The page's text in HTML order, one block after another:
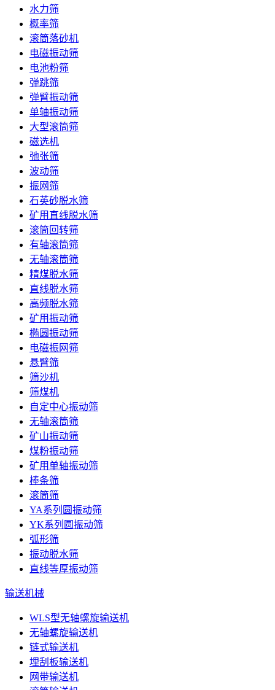
水力筛
概率筛
滚筒落砂机
电磁振动筛
电池粉筛
弹跳筛
弹臂振动筛
单轴振动筛
大型滚筒筛
磁选机
弛张筛
波动筛
振网筛
石英砂脱水筛
矿用直线脱水筛
滚筒回转筛
有轴滚筒筛
无轴滚筒筛
精煤脱水筛
直线脱水筛
高频脱水筛
矿用振动筛
椭圆振动筛
电磁振网筛
悬臂筛
筛沙机
筛煤机
自定中心振动筛
无轴滚筒筛
矿山振动筛
煤粉振动筛
矿用单轴振动筛
棒条筛
滚筒筛
YA系列圆振动筛
YK系列圆振动筛
弧形筛
振动脱水筛
直线等厚振动筛
输送机械
WLS型无轴螺旋输送机
无轴螺旋输送机
链式输送机
埋刮板输送机
网带输送机